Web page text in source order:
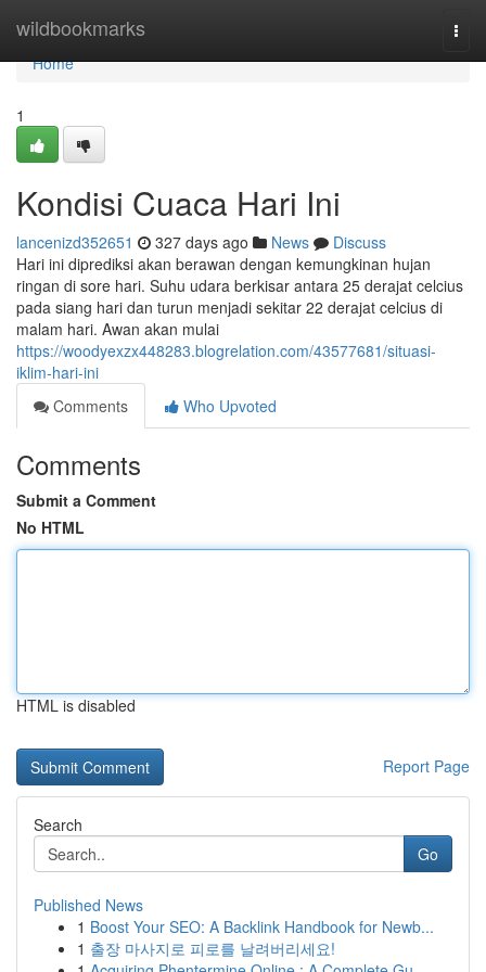
wildbookmarks
Home
Home
1
Kondisi Cuaca Hari Ini
lancenizd352651 327 days ago News
Discuss
Hari ini diprediksi akan berawan dengan kemungkinan hujan
ringan di sore hari. Suhu udara berkisar antara 25 derajat celcius
pada siang hari dan turun menjadi sekitar 22 derajat celcius di
malam hari. Awan akan mulai
https://woodyexzx448283.blogrelation.com/43577681/situasi-
iklim-hari-ini
Comments
Who Upvoted
Comments
Submit a Comment
No HTML
HTML is disabled
Report Page
Search
Go
Published News
1 Boost Your SEO: A Backlink Handbook for Newb...
1 출장 마사지로 피로를 날려버리세요!